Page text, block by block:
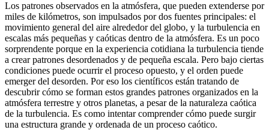
Los patrones observados en la atmósfera, que pueden extenderse por
miles de kilómetros, son impulsados ​​por dos fuentes principales: el
movimiento general del aire alrededor del globo, y la turbulencia en
escalas más pequeñas y caóticas dentro de la atmósfera. Es un poco
sorprendente porque en la experiencia cotidiana la turbulencia tiende
a crear patrones desordenados y de pequeña escala. Pero bajo ciertas
condiciones puede ocurrir el proceso opuesto, y el orden puede
emerger del desorden. Por eso los científicos están tratando de
descubrir cómo se forman estos grandes patrones organizados en la
atmósfera terrestre y otros planetas, a pesar de la naturaleza caótica
de la turbulencia. Es como intentar comprender cómo puede surgir
una estructura grande y ordenada de un proceso caótico.